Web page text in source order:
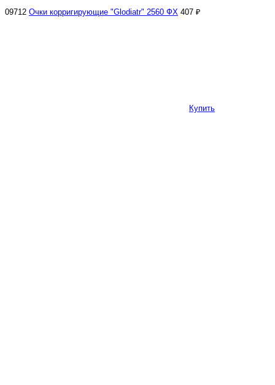
09712 Очки корригирующие "Glodiatr" 2560 ФХ 407 ₽
Купить